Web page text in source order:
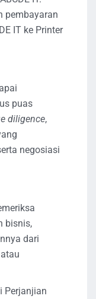
pembayaran
IT ke Printer
puas
diligence,
negosiasi
bisnis,
dari
Perjanjian